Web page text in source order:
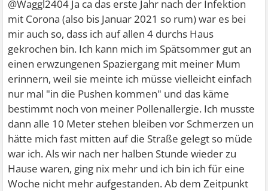
@Waggl2404 Ja ca das erste Jahr nach der Infektion
mit Corona (also bis Januar 2021 so rum) war es bei
mir auch so, dass ich auf allen 4 durchs Haus
gekrochen bin. Ich kann mich im Spätsommer gut an
einen erwzungenen Spaziergang mit meiner Mum
erinnern, weil sie meinte ich müsse vielleicht einfach
nur mal "in die Pushen kommen" und das käme
bestimmt noch von meiner Pollenallergie. Ich musste
dann alle 10 Meter stehen bleiben vor Schmerzen un
hätte mich fast mitten auf die Straße gelegt so müde
war ich. Als wir nach ner halben Stunde wieder zu
Hause waren, ging nix mehr und ich bin ich für eine
Woche nicht mehr aufgestanden. Ab dem Zeitpunkt